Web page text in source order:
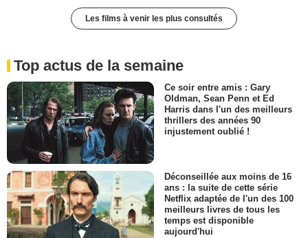
Les films à venir les plus consultés
Top actus de la semaine
Ce soir entre amis : Gary
Oldman, Sean Penn et Ed
Harris dans l'un des meilleurs
thrillers des années 90
injustement oublié !
Déconseillée aux moins de 16
ans : la suite de cette série
Netflix adaptée de l'un des 100
meilleurs livres de tous les
temps est disponible
aujourd'hui